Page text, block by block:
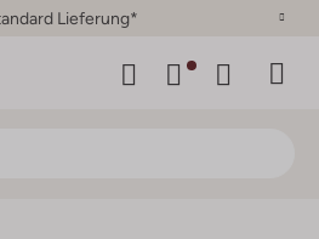
Rückgaberecht